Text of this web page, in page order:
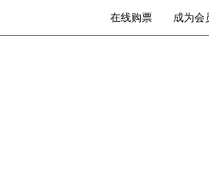
在线购票 成为会